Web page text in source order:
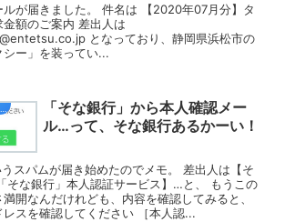
ルが届きました。 件名は 【2020年07月分】タ
額のご案内 差出人は
となっており、静岡県浜松市の
ー」を装ってい...
「そな銀行」から本人確認メー
ル…って、そな銀行あるかーい！
スパムが届き始めたのでメモ。 差出人は【そ
そな銀行」本人認証サービス】…と、 もうこの
開なんだけれども、内容を確認してみると、
スを確認してください ［本人認...